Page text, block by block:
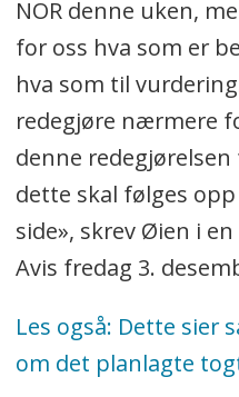
NOR denne uken,
for oss hva som er
hva som til
redegjøre nærmere
denne
dette skal følges
side», skrev Øien i
Avis fredag 3.
Les også: Dette sier
om det planlagte